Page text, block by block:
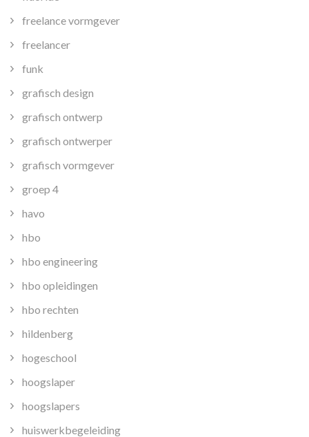
freelance vormgever
freelancer
funk
grafisch design
grafisch ontwerp
grafisch ontwerper
grafisch vormgever
groep 4
havo
hbo
hbo engineering
hbo opleidingen
hbo rechten
hildenberg
hogeschool
hoogslaper
hoogslapers
huiswerkbegeleiding